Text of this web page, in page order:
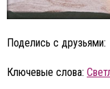
Поделись с друзьями:
Ключевые слова: